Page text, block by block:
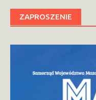
ZAPROSZENIE